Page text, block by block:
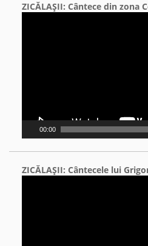
ZICĂLAŞII: Cântece din zona
00:00
ZICĂLAŞII: Cântecele lui